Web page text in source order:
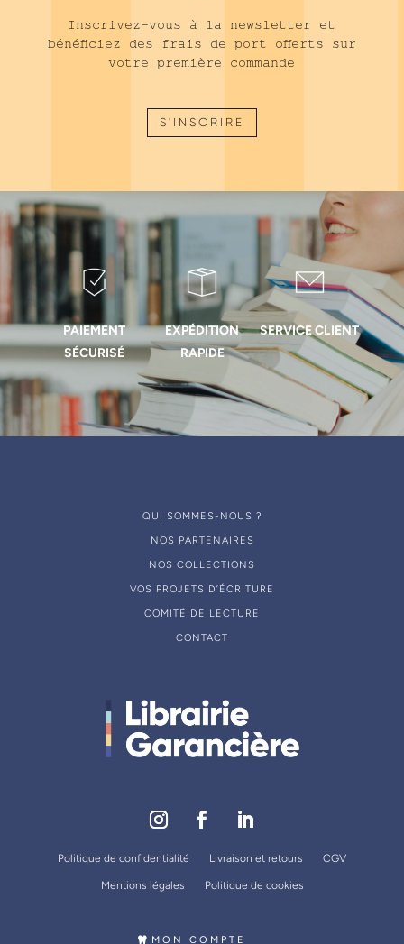
Inscrivez-vous à la newsletter et
bénéficiez des frais de port offerts sur
votre première commande
S'INSCRIRE
PAIEMENT
SÉCURISÉ
EXPÉDITION
RAPIDE
SERVICE CLIENT
QUI SOMMES-NOUS ?
NOS PARTENAIRES
NOS COLLECTIONS
VOS PROJETS D’ÉCRITURE
COMITÉ DE LECTURE
CONTACT
Politique de confidentialité Livraison et retours CGV
Mentions légales Politique de cookies
MON COMPTE